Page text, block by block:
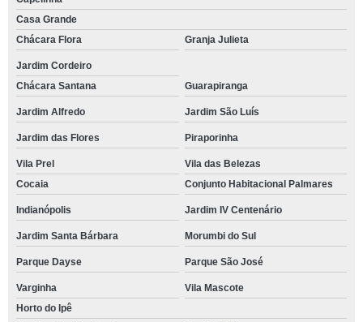
Casa Grande
Chácara Flora
Granja Julieta
Jardim Cordeiro
Chácara Santana
Guarapiranga
Jardim Alfredo Jardim São Luís
Jardim das Flores Piraporinha
Vila Prel
Vila das Belezas
Cocaia
Conjunto Habitacional Palmares
Indianópolis Jardim IV Centenário
Jardim Santa Bárbara Morumbi do Sul
Parque Dayse Parque São José
Varginha
Vila Mascote
Horto do Ipê